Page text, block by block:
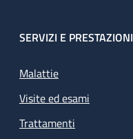
SERVIZI E PRESTAZIONI
Malattie
Visite ed esami
Trattamenti